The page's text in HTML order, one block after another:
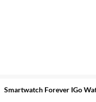
Smartwatch Forever IGo